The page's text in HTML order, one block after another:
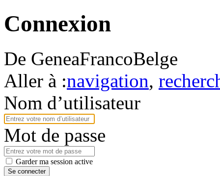
Connexion
De GeneaFrancoBelge
Aller à :navigation,
Nom d’utilisateur
Mot de passe
Garder ma session active
Se connecter